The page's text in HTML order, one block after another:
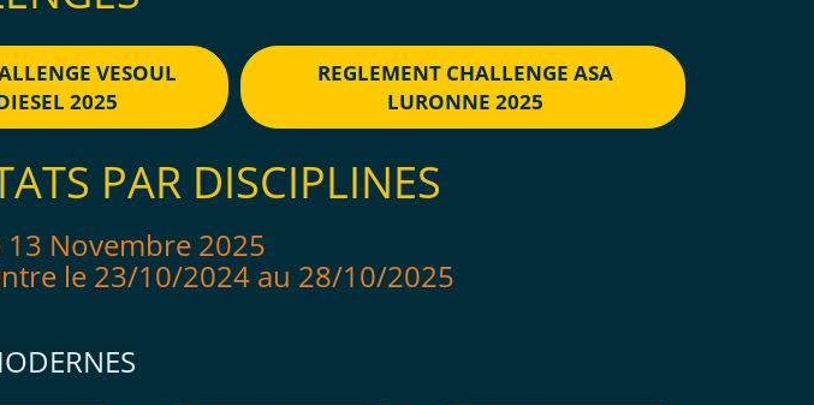
VESOUL
2025
REGLEMENT CHALLENGE ASA
LURONNE 2025
PAR DISCIPLINES
Novembre 2025
le 23/10/2024 au 28/10/2025